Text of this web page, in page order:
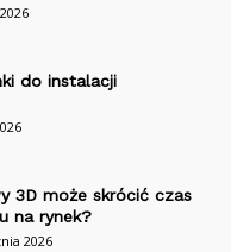
do instalacji
3D może skrócić czas
na rynek?
2026